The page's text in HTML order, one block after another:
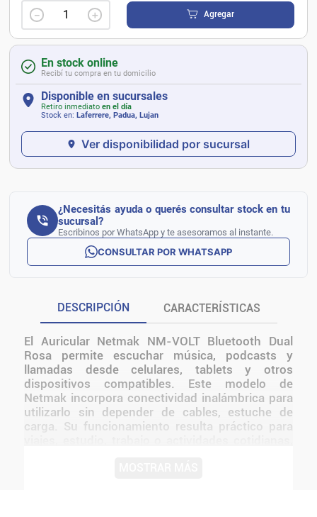
＋
－ Agregar
En stock online
Recibí tu compra en tu domicilio
Disponible en sucursales
Retiro inmediato en el día
Stock en: Laferrere, Padua, Lujan
Ver disponibilidad por sucursal
¿Necesitás ayuda o querés consultar stock en tu
sucursal?
Escribinos por WhatsApp y te asesoramos al instante.
CONSULTAR POR WHATSAPP
DESCRIPCIÓN CARACTERÍSTICAS
El Auricular Netmak NM-VOLT Bluetooth Dual
Rosa permite escuchar música, podcasts y
llamadas desde celulares, tablets y otros
dispositivos compatibles. Este modelo de
Netmak incorpora conectividad inalámbrica para
utilizarlo sin depender de cables, estuche de
carga. Su funcionamiento resulta práctico para